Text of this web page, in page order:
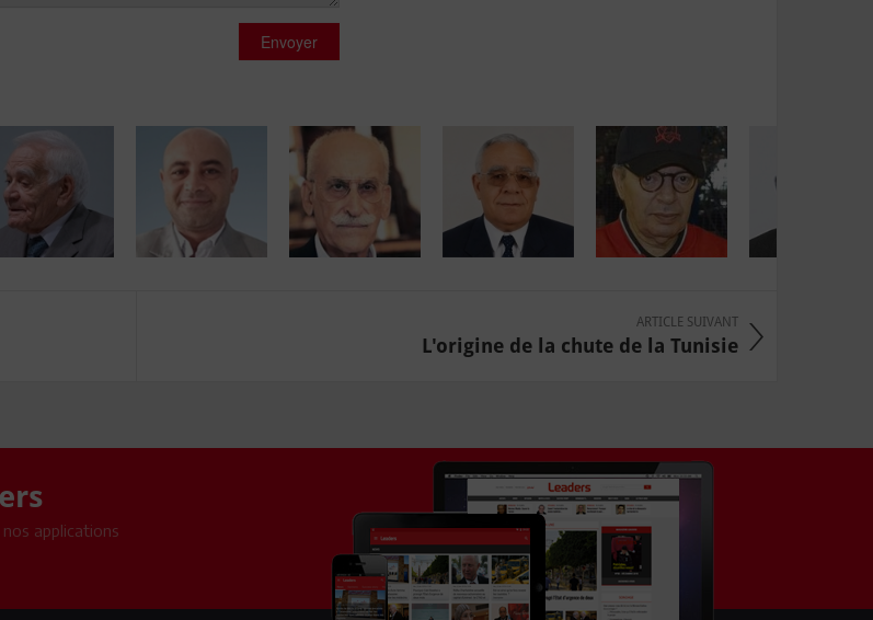
Envoyer
ARTICLE SUIVANT
L'origine de la chute de la Tunisie
applications